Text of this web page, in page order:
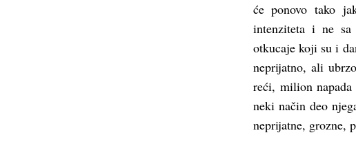
će ponovo tako
intenziteta i ne
otkucaje koji su i
neprijatno, ali
reći, milion
neki način deo
neprijatne, grozne,